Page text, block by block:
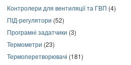
Контролери для вентиляції та ГВП (4)
ПІД-регулятори (52)
Програмні задатчики (3)
Термометри (23)
Термоперетворювачі (181)